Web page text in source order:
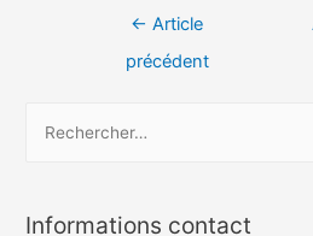
Navigation← Article
précédent
hInformations contact